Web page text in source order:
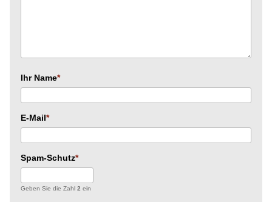
Ihr Name
E-Mail
Spam-Schutz
Geben Sie die Zahl 2 ein